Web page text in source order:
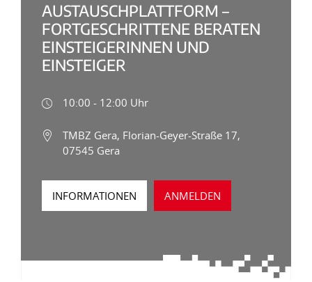
AUSTAUSCHPLATTFORM –
FORTGESCHRITTENE BERATEN
EINSTEIGERINNEN UND
EINSTEIGER
10:00 - 12:00 Uhr
TMBZ Gera, Florian-Geyer-Straße 17,
07545 Gera
INFORMATIONEN ANMELDEN